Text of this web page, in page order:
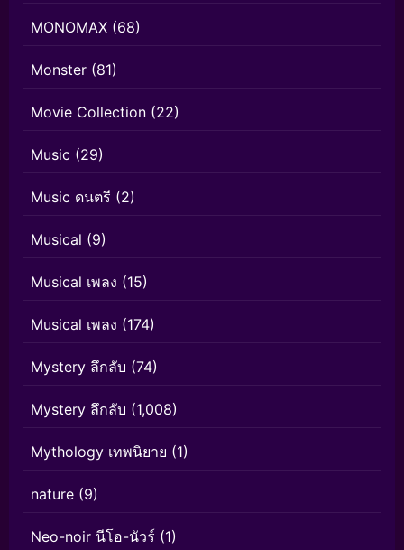
MONOMAX (68)
Monster (81)
Movie Collection (22)
Music (29)
Music ดนตรี (2)
Musical (9)
Musical เพลง (15)
Musical เพลง (174)
Mystery ลึกลับ (74)
Mystery ลึกลับ (1,008)
Mythology เทพนิยาย (1)
nature (9)
Neo-noir นีโอ-นัวร์ (1)